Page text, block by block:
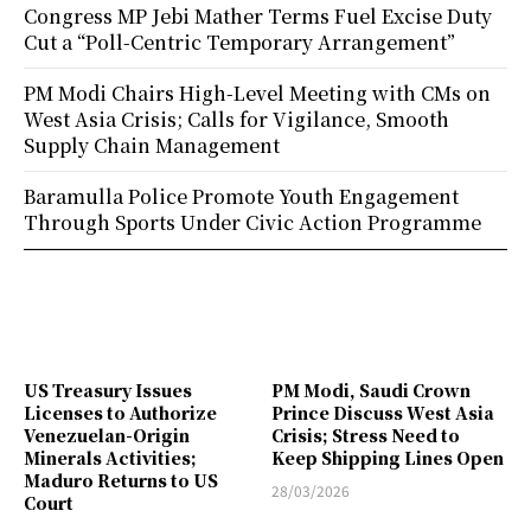
US Treasury Issues
Licenses to Authorize
Venezuelan-Origin
Minerals Activities;
Maduro Returns to US
Court
PM Modi, Saudi Crown
Prince Discuss West Asia
Crisis; Stress Need to
Keep Shipping Lines Open
28/03/2026
Congress MP Jebi Mather Terms Fuel Excise Duty
Cut a “Poll-Centric Temporary Arrangement”
PM Modi Chairs High-Level Meeting with CMs on
West Asia Crisis; Calls for Vigilance, Smooth
Supply Chain Management
Baramulla Police Promote Youth Engagement
Through Sports Under Civic Action Programme